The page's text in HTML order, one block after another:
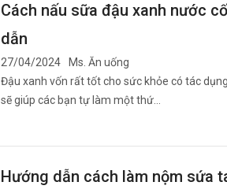
Cách nấu sữa đậu xanh nước
dẫn
27/04/2024
Ms. Ăn uống
Đậu xanh vốn rất tốt cho sức khỏe có tác
sẽ giúp các bạn tự làm một thứ…
Hướng dẫn cách làm nộm sứa